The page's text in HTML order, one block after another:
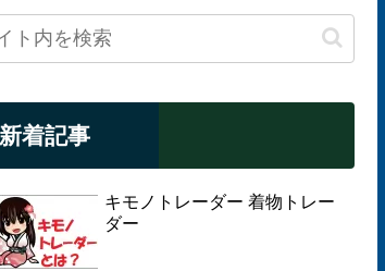
新着記事
キモノトレーダー 着物トレー
ダー